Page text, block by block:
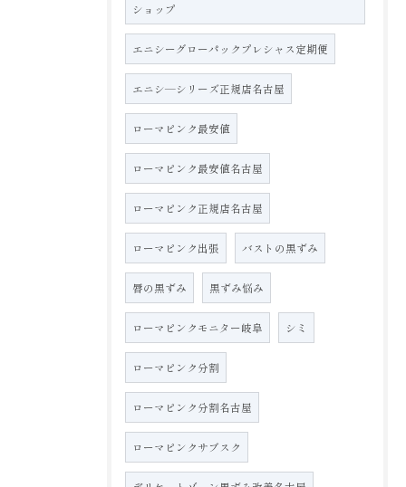
ショップ
エニシーグローパックプレシャス定期便
エニシ―シリーズ正規店名古屋
ローマピンク最安値
ローマピンク最安値名古屋
ローマピンク正規店名古屋
ローマピンク出張 バストの黒ずみ
唇の黒ずみ 黒ずみ悩み
ローマピンクモニター岐阜 シミ
ローマピンク分割
ローマピンク分割名古屋
ローマピンクサブスク